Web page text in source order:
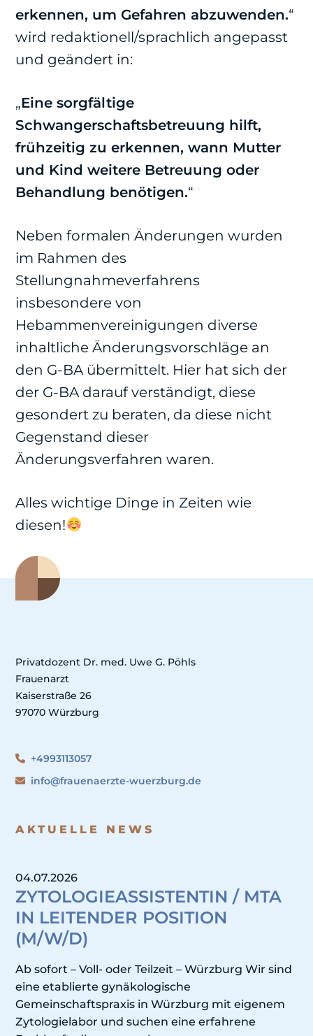
erkennen, um Gefahren abzuwenden.“
wird redaktionell/sprachlich angepasst
und geändert in:
„Eine sorgfältige
Schwangerschaftsbetreuung hilft,
frühzeitig zu erkennen, wann Mutter
und Kind weitere Betreuung oder
Behandlung benötigen.“
Neben formalen Änderungen wurden
im Rahmen des
Stellungnahmeverfahrens
insbesondere von
Hebammenvereinigungen diverse
inhaltliche Änderungsvorschläge an
den G-BA übermittelt. Hier hat sich der
der G-BA darauf verständigt, diese
gesondert zu beraten, da diese nicht
Gegenstand dieser
Änderungsverfahren waren.
Alles wichtige Dinge in Zeiten wie
diesen!
Privatdozent Dr. med. Uwe G. Pöhls
Frauenarzt
Kaiserstraße 26
97070 Würzburg
+4993113057
info@frauenaerzte-wuerzburg.de
AKTUELLE NEWS
04.07.2026
ZYTOLOGIEASSISTENTIN / MTA
IN LEITENDER POSITION
(M/W/D)
Ab sofort – Voll- oder Teilzeit – Würzburg Wir sind
eine etablierte gynäkologische
Gemeinschaftspraxis in Würzburg mit eigenem
Zytologielabor und suchen eine erfahrene